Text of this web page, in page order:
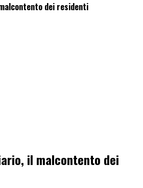
dei residenti
il malcontento dei